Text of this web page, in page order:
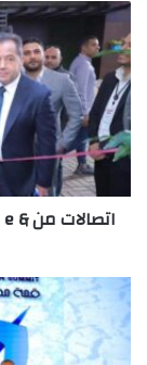
اتصالات
من
&
e
في
مصر
تفتتح
فرع
من
العباسية
الجلسه
النقاشيه
الأولي